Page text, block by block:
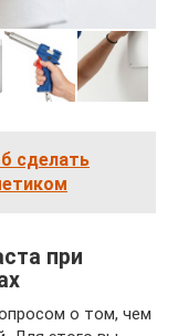
сделать
при
о том, чем